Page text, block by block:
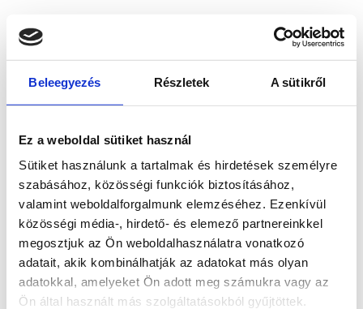
Beleegyezés Részletek A sütikről
Ez a weboldal sütiket használ
Sütiket használunk a tartalmak és hirdetések személyre
szabásához, közösségi funkciók biztosításához,
valamint weboldalforgalmunk elemzéséhez. Ezenkívül
közösségi média-, hirdető- és elemező partnereinkkel
megosztjuk az Ön weboldalhasználatra vonatkozó
adatait, akik kombinálhatják az adatokat más olyan
adatokkal, amelyeket Ön adott meg számukra vagy az
Ön által használt más szolgáltatásokból gyűjtöttek.